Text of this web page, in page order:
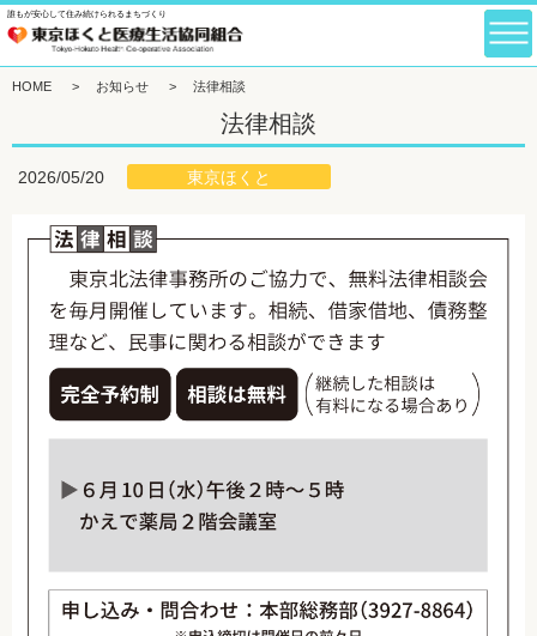
誰もが安心して住み続けられるまちづくり
HOME > お知らせ > 法律相談
法律相談
2026/05/20 東京ほくと